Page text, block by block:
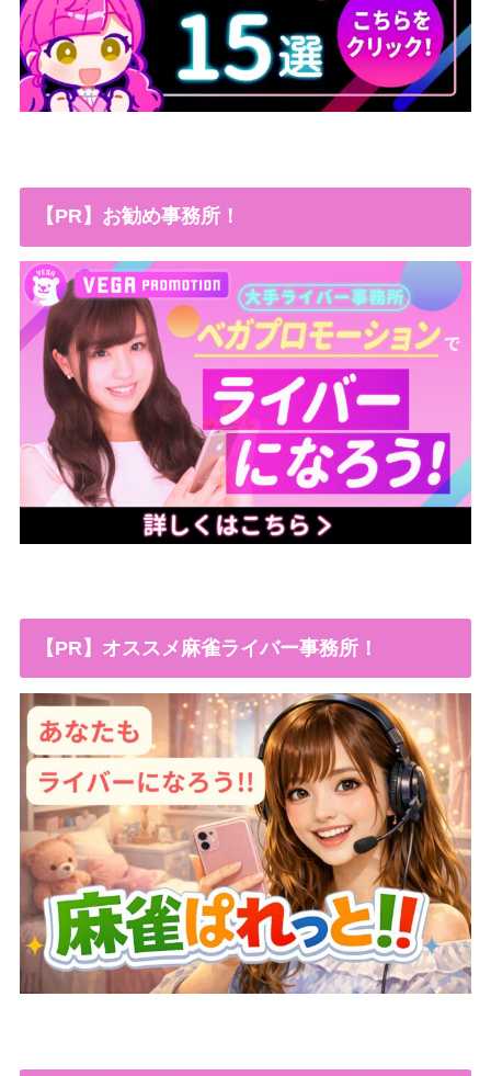
【PR】お勧め事務所！
【PR】オススメ麻雀ライバー事務所！